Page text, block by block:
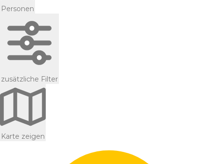
Personen
zusätzliche Filter
Karte zeigen